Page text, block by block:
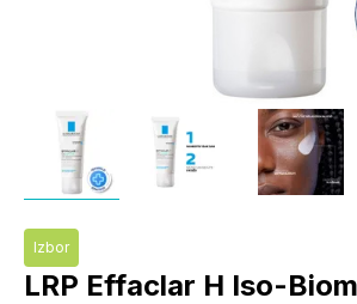
Izbor
LRP Effaclar H Iso-